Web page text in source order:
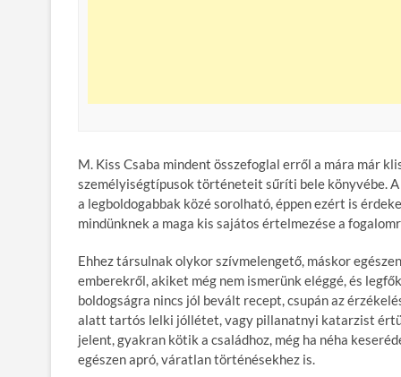
M. Kiss Csaba mindent összefoglal erről a mára már
személyiségtípusok történeteit sűríti bele könyvébe. A
a legboldogabbak közé sorolható, éppen ezért is
mindünknek a maga kis sajátos értelmezése a
Ehhez társulnak olykor szívmelengető, máskor
emberekről, akiket még nem ismerünk eléggé, és
boldogságra nincs jól bevált recept, csupán az
alatt tartós lelki jóllétet, vagy pillanatnyi katarzist
jelent, gyakran kötik a családhoz, még ha néha
egészen apró, váratlan történésekhez is.